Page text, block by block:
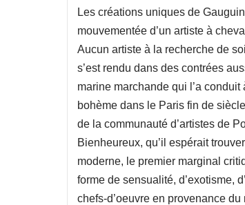
Les créations uniques de
mouvementée d’un artiste à
Aucun artiste à la recherche de
s’est rendu dans des contrées
marine marchande qui l’a
bohème dans le Paris fin de
de la communauté d’artistes de
Bienheureux, qu’il espérait
moderne, le premier marginal
forme de sensualité, d’exotisme,
chefs-d’oeuvre en provenance